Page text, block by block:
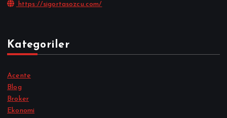
https://sigortasozcu.com/
Kategoriler
Acente
Blog
Broker
Ekonomi